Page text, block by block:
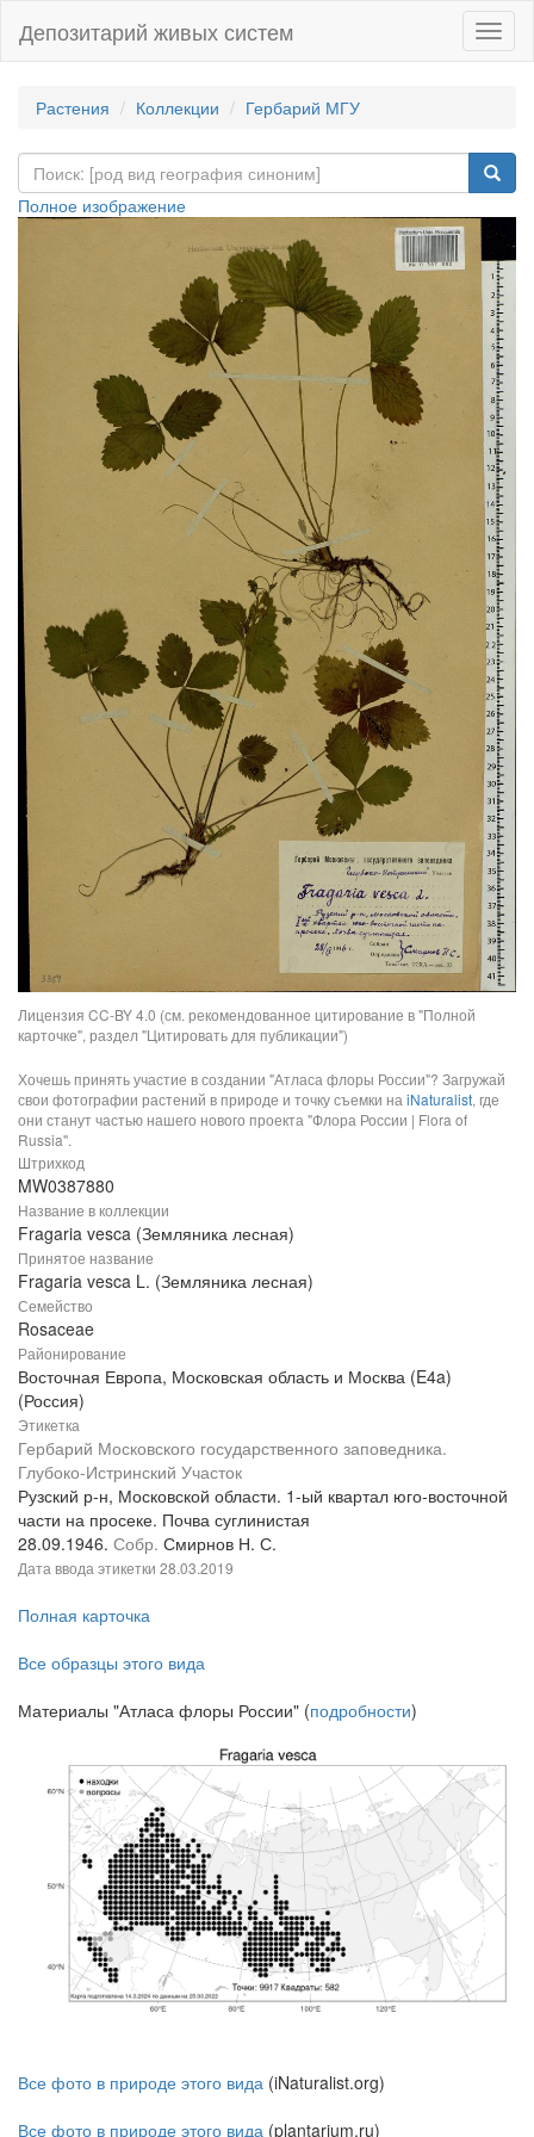
Депозитарий живых систем
Растения Коллекции Гербарий МГУ
Полное изображение
Лицензия CC-BY 4.0 (см. рекомендованное цитирование в "Полной
карточке", раздел "Цитировать для публикации")
Хочешь принять участие в создании "Атласа флоры России"? Загружай
свои фотографии растений в природе и точку съемки на iNaturalist, где
они станут частью нашего нового проекта "Флора России | Flora of
Russia".
Штрихкод
MW0387880
Название в коллекции
Fragaria vesca (Земляника лесная)
Принятое название
Fragaria vesca L. (Земляника лесная)
Семейство
Rosaceae
Районирование
Восточная Европа, Московская область и Москва (E4a)
(Россия)
Этикетка
Гербарий Московского государственного заповедника.
Глубоко-Истринский Участок
Рузский р-н, Московской области. 1-ый квартал юго-восточной
части на просеке. Почва суглинистая
28.09.1946. Собр. Смирнов Н. С.
Дата ввода этикетки 28.03.2019
Полная карточка
Все образцы этого вида
Материалы "Атласа флоры России" (подробности)
Все фото в природе этого вида (iNaturalist.org)
Все фото в природе этого вида (plantarium.ru)